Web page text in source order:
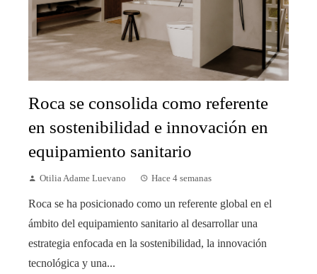
Roca se consolida como referente
en sostenibilidad e innovación en
equipamiento sanitario
Otilia Adame Luevano Hace 4 semanas
Roca se ha posicionado como un referente global en el
ámbito del equipamiento sanitario al desarrollar una
estrategia enfocada en la sostenibilidad, la innovación
tecnológica y una...